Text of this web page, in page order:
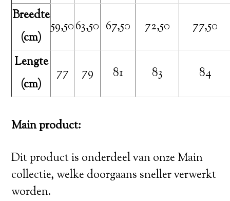
Breedte
(cm)
59,5063,50 67,50 72,50 77,50
Lengte
(cm)
77 79 81 83 84
Main product:
Dit product is onderdeel van onze Main
collectie, welke doorgaans sneller verwerkt
worden.